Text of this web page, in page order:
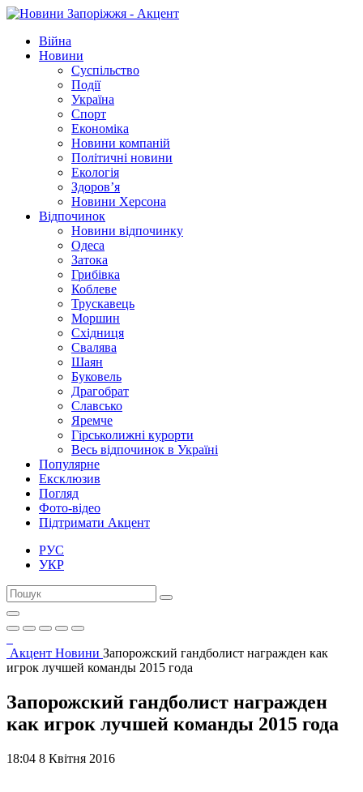
Війна
Новини
Суспільство
Події
Україна
Спорт
Економіка
Новини компаній
Політичні новини
Екологія
Здоров’я
Новини Херсона
Відпочинок
Новини відпочинку
Одеса
Затока
Грибівка
Коблеве
Трускавець
Моршин
Східниця
Свалява
Шаян
Буковель
Драгобрат
Славсько
Яремче
Гірськолижні курорти
Весь відпочинок в Україні
Популярне
Ексклюзив
Погляд
Фото-відео
Підтримати Акцент
РУС
УКР
Акцент Новини Запорожский гандболист награжден как
игрок лучшей команды 2015 года
Запорожский гандболист награжден
как игрок лучшей команды 2015 года
18:04 8 Квітня 2016